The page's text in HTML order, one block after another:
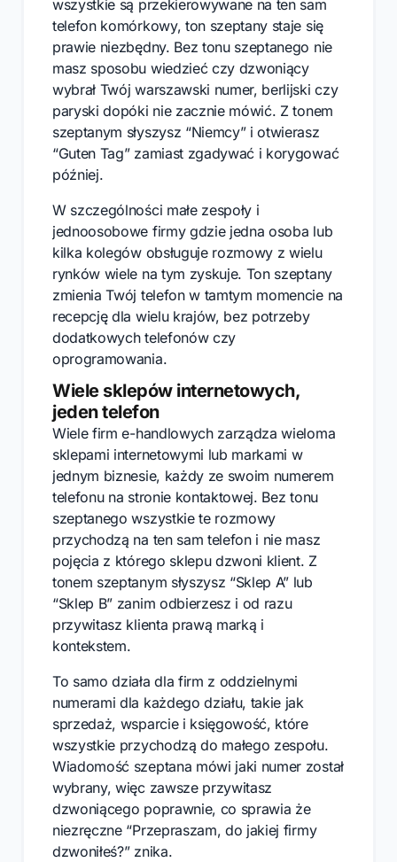
wszystkie są przekierowywane na ten sam
telefon komórkowy, ton szeptany staje się
prawie niezbędny. Bez tonu szeptanego nie
masz sposobu wiedzieć czy dzwoniący
wybrał Twój warszawski numer, berlijski czy
paryski dopóki nie zacznie mówić. Z tonem
szeptanym słyszysz “Niemcy” i otwierasz
“Guten Tag” zamiast zgadywać i korygować
później.
W szczególności małe zespoły i
jednoosobowe firmy gdzie jedna osoba lub
kilka kolegów obsługuje rozmowy z wielu
rynków wiele na tym zyskuje. Ton szeptany
zmienia Twój telefon w tamtym momencie na
recepcję dla wielu krajów, bez potrzeby
dodatkowych telefonów czy
oprogramowania.
Wiele sklepów internetowych,
jeden telefon
Wiele firm e-handlowych zarządza wieloma
sklepami internetowymi lub markami w
jednym biznesie, każdy ze swoim numerem
telefonu na stronie kontaktowej. Bez tonu
szeptanego wszystkie te rozmowy
przychodzą na ten sam telefon i nie masz
pojęcia z którego sklepu dzwoni klient. Z
tonem szeptanym słyszysz “Sklep A” lub
“Sklep B” zanim odbierzesz i od razu
przywitasz klienta prawą marką i
kontekstem.
To samo działa dla firm z oddzielnymi
numerami dla każdego działu, takie jak
sprzedaż, wsparcie i księgowość, które
wszystkie przychodzą do małego zespołu.
Wiadomość szeptana mówi jaki numer został
wybrany, więc zawsze przywitasz
dzwoniącego poprawnie, co sprawia że
niezręczne “Przepraszam, do jakiej firmy
dzwoniłeś?” znika.